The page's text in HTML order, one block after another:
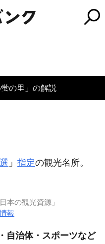
蛍の里」の解説
」 指定の観光名所。
本の観光資源」
情報
自治体・スポーツなど